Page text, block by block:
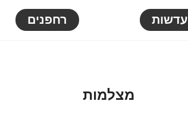
עדשות רחפנים
מצלמות